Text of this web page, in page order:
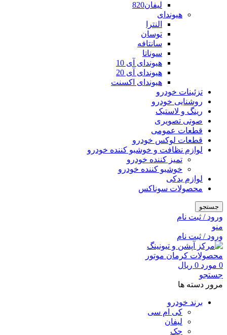
لیفان820
هیوندای
النترا
توسان
سانتافه
سوناتا
هیوندای آی 10
هیوندای آی 20
هیوندای اکسنت
تزئینات خودرو
روشنایی خودرو
رینگ و لاستیک
صوتی تصویری
قطعات عمومی
قطعات لوکس خودرو
لوازم نظافت و خوشبو کننده خودرو
تمیز کننده خودرو
خوشبو کننده خودرو
لوازم یدکی
محصولات سوناکس
جستجو
ورود / ثبت نام
منو
ورود / ثبت نام
0 مورد 0 ریال
جستجو
مرور دسته ها
برند خودرو
کی ام سی
لیفان
جک